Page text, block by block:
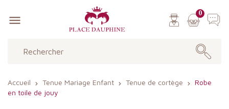
 0
Accueil Tenue Mariage Enfant Tenue de cortège
Robe
en toile de jouy